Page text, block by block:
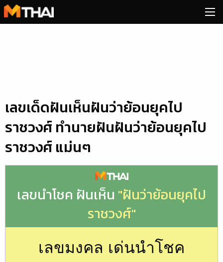
Skip
to
เลขเด็ดฝันเห็นฝันว่าย้อนยุคไป
ราชวงศ์ ทำนายฝันฝันว่าย้อนยุคไป
ราชวงศ์ แม่นๆ
เลขนำโชค ฝันเห็น "ฝันว่าย้อนยุคไป
ราชวงศ์"
เลขมงคล เด่นนำโชค